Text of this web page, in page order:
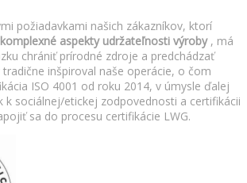
požiadavkami našich zákazníkov, ktorí
aspekty udržateľnosti výroby, má
chrániť prírodné zdroje a predchádzať
inšpiroval naše operácie, o čom
ISO 4001 od roku 2014, v úmysle ďalej
k sociálnej/etickej zodpovednosti a certifikácii
sa do procesu certifikácie LWG.